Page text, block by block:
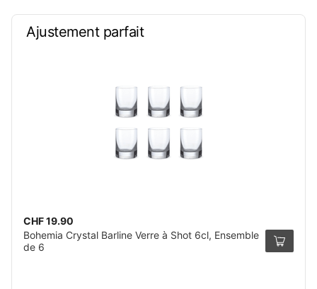
Ajustement parfait
CHF 19.90
Bohemia Crystal Barline Verre à Shot 6cl, Ensemble
de 6